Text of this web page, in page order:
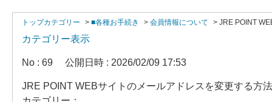
トップカテゴリー > ■各種お手続き > 会員情報について > JRE POINT
カテゴリー表示
No : 69 公開日時 : 2026/02/09 17:53
JRE POINT WEBサイトのメールアドレスを変更する方